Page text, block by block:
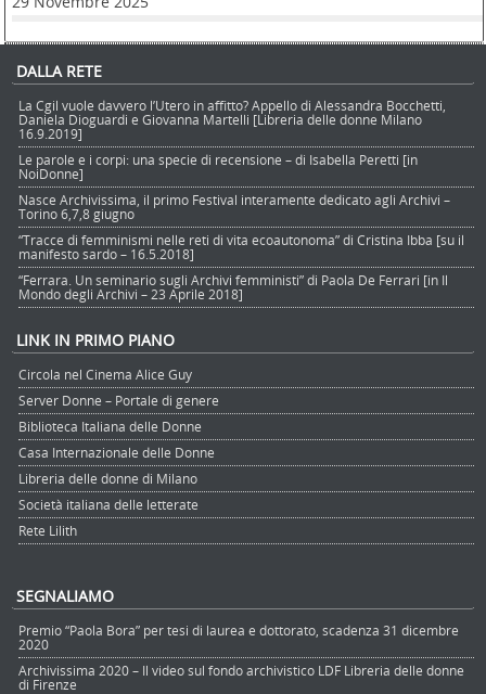
DALLA RETE
La Cgil vuole davvero l’Utero in affitto? Appello di Alessandra Bocchetti,
Daniela Dioguardi e Giovanna Martelli [Libreria delle donne Milano
16.9.2019]
Le parole e i corpi: una specie di recensione – di Isabella Peretti [in
NoiDonne]
Nasce Archivissima, il primo Festival interamente dedicato agli Archivi –
Torino 6,7,8 giugno
“Tracce di femminismi nelle reti di vita ecoautonoma” di Cristina Ibba [su il
manifesto sardo – 16.5.2018]
“Ferrara. Un seminario sugli Archivi femministi” di Paola De Ferrari [in Il
Mondo degli Archivi – 23 Aprile 2018]
LINK IN PRIMO PIANO
Circola nel Cinema Alice Guy
Server Donne – Portale di genere
Biblioteca Italiana delle Donne
Casa Internazionale delle Donne
Libreria delle donne di Milano
Società italiana delle letterate
Rete Lilith
SEGNALIAMO
Premio “Paola Bora” per tesi di laurea e dottorato, scadenza 31 dicembre
2020
Archivissima 2020 – Il video sul fondo archivistico LDF Libreria delle donne
di Firenze